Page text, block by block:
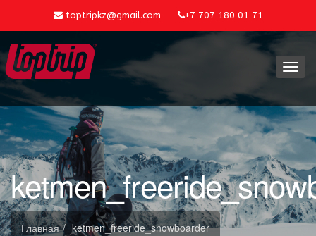
toptripkz@gmail.com +7 707 180 01 71
Главная ketmen_freeride_snowboarder